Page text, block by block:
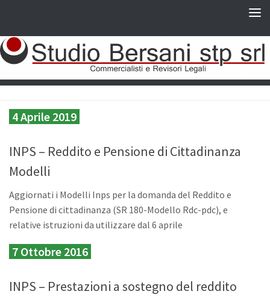
4 Aprile 2019
INPS – Reddito e Pensione di Cittadinanza
Modelli
Aggiornati i Modelli Inps per la domanda del Reddito e
Pensione di cittadinanza (SR 180-Modello Rdc-pdc), e
relative istruzioni da utilizzare dal 6 aprile
7 Ottobre 2016
INPS – Prestazioni a sostegno del reddito